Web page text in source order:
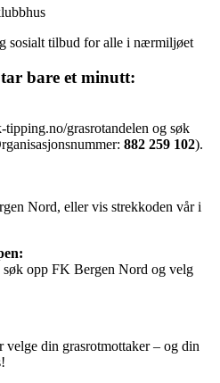
sosialt tilbud for alle i nærmiljøet
bare et minutt:
grasrotandelen og søk
882 259 102).
Nord, eller vis strekkoden vår i
opp FK Bergen Nord og velg
velge din grasrotmottaker – og din